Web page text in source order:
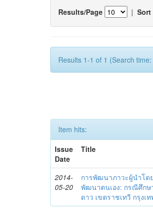
Results/Page | Sort
Results 1-1 of 1 (Search
Item hits:
Issue
Date
Title
2014-
05-20
การพัฒนาภาวะผู้นำโด
พัฒนาตนเอง: กรณีศึกษ
ดาว เขตราชเทวี กรุงเ